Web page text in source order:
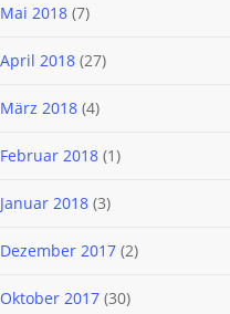
Mai 2018 (7)
April 2018 (27)
März 2018 (4)
Februar 2018 (1)
Januar 2018 (3)
Dezember 2017 (2)
Oktober 2017 (30)